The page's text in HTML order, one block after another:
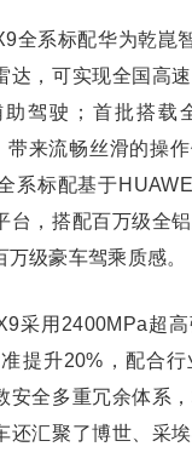
全系标配华为乾崑
达，可实现全国高
驾驶；首批搭载
带来流畅丝滑的操
系标配基于
台，搭配百万级全
级豪车驾乘质感。
采用2400MPa超
提升20%，配合
安全多重冗余体系
还汇聚了博世、采